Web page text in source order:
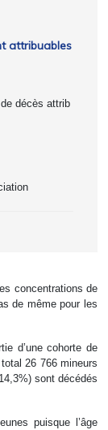
attribuables
décès attrib
concentrations de
de même pour les
d’une cohorte de
26 766 mineurs
sont décédés
puisque l’âge